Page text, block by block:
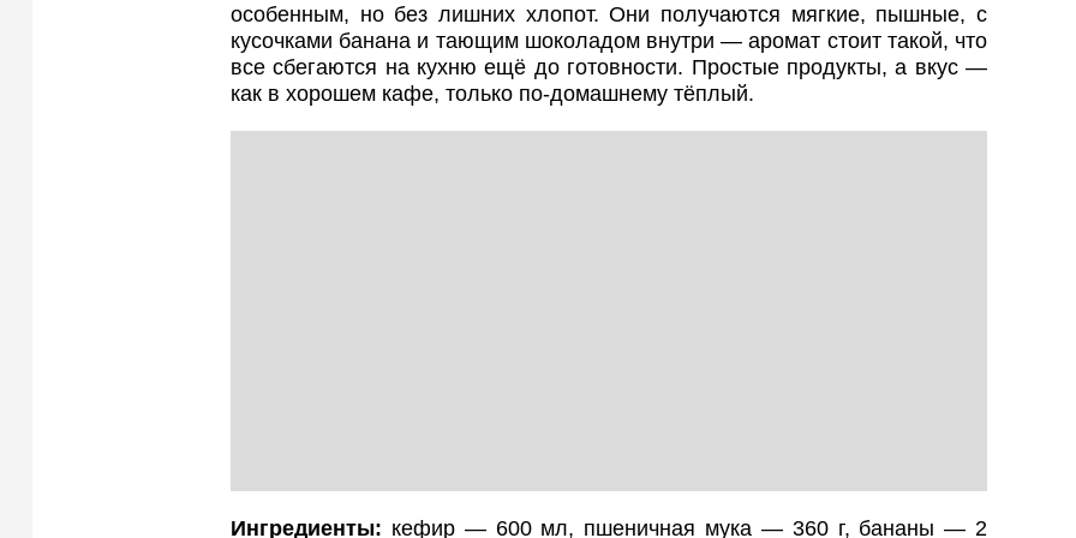
особенным, но без лишних хлопот. Они получаются мягкие, пышные, с
кусочками банана и тающим шоколадом внутри — аромат стоит такой, что
все сбегаются на кухню ещё до готовности. Простые продукты, а вкус —
как в хорошем кафе, только по-домашнему тёплый.
Ингредиенты: кефир — 600 мл, пшеничная мука — 360 г, бананы — 2